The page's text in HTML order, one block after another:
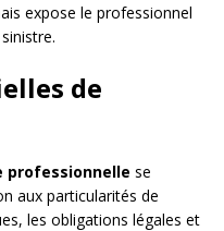
expose le professionnel
de
professionnelle se
aux particularités de
les obligations légales et